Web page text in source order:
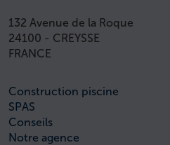
132 Avenue de la Roque
24100 - CREYSSE
FRANCE
Construction piscine
SPAS
Conseils
Notre agence